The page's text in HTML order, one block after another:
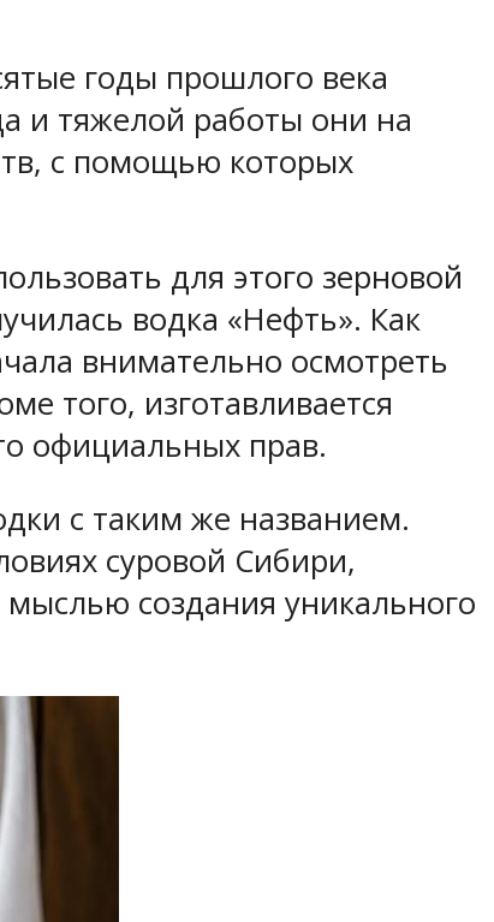
годы прошлого века
и тяжелой работы они на
с помощью которых
для этого зерновой
водка «Нефть». Как
внимательно осмотреть
того, изготавливается
официальных прав.
с таким же названием.
суровой Сибири,
создания уникального